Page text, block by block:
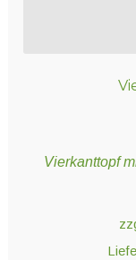
Vierkanttopf